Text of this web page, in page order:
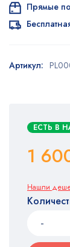
ЕСТЬ В
1
Нашли
Прямые
Артикул: